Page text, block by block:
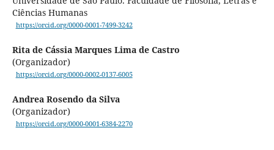
Ciências Humanas
https://orcid.org/0000-0001-7499-3242
Rita de Cássia Marques Lima de Castro
(Organizador)
https://orcid.org/0000-0002-0137-6005
Andrea Rosendo da Silva
(Organizador)
https://orcid.org/0000-0001-6384-2270